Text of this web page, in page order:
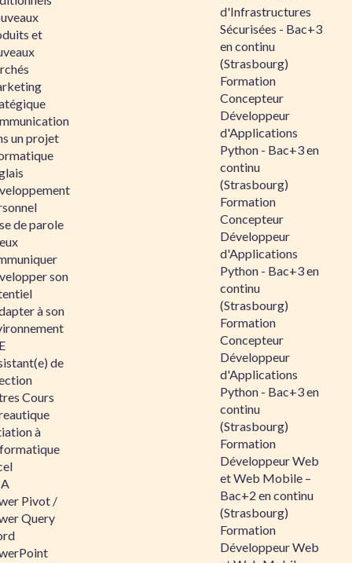
et
un projet
de parole
son
à son
de
Cours
à
Pivot /
Query
d'Infrastructures
Sécurisées - Bac+3
en continu
(Strasbourg)
Formation
Concepteur
Développeur
d'Applications
Python - Bac+3 en
continu
(Strasbourg)
Formation
Concepteur
Développeur
d'Applications
Python - Bac+3 en
continu
(Strasbourg)
Formation
Concepteur
Développeur
d'Applications
Python - Bac+3 en
continu
(Strasbourg)
Formation
Développeur Web
et Web Mobile –
Bac+2 en continu
(Strasbourg)
Formation
Développeur Web